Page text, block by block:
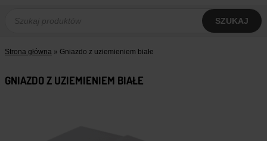
produktów
SZUKAJ
Strona główna » Gniazdo z uziemieniem białe
GNIAZDO Z UZIEMIENIEM BIAŁE